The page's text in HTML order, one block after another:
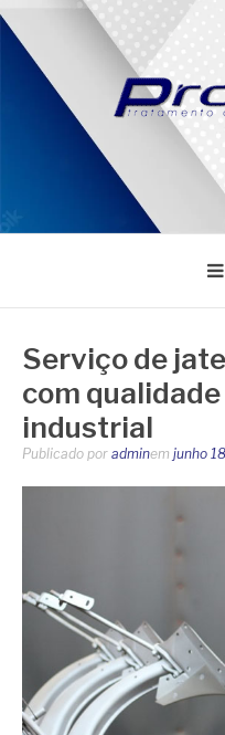
Pular
para
conteúdo
PROMAR
Serviço de
com
industrial
Publicado por adminem junho